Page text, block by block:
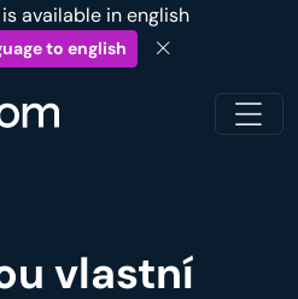
available in english
to english
vlastní